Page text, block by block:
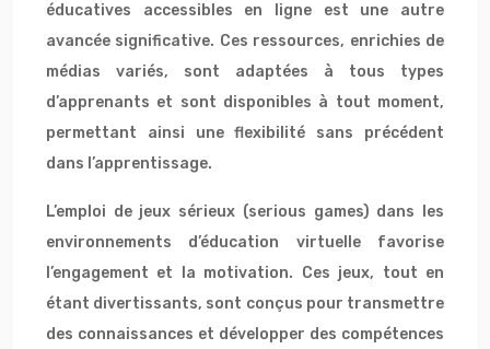
éducatives accessibles en ligne est une autre
avancée significative. Ces ressources, enrichies de
médias variés, sont adaptées à tous types
d’apprenants et sont disponibles à tout moment,
permettant ainsi une flexibilité sans précédent
dans l’apprentissage.
L’emploi de jeux sérieux (serious games) dans les
environnements d’éducation virtuelle favorise
l’engagement et la motivation. Ces jeux, tout en
étant divertissants, sont conçus pour transmettre
des connaissances et développer des compétences